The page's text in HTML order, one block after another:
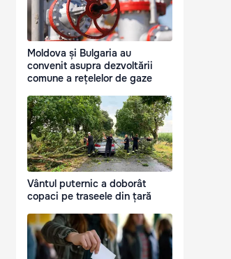
Moldova și Bulgaria au
convenit asupra dezvoltării
comune a rețelelor de gaze
Vântul puternic a doborât
copaci pe traseele din țară